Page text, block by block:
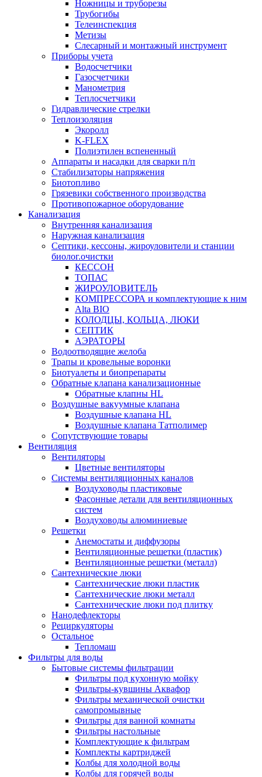
Ножницы и труборезы
Трубогибы
Телеинспекция
Метизы
Слесарный и монтажный инструмент
Приборы учета
Водосчетчики
Газосчетчики
Манометрия
Теплосчетчики
Гидравлические стрелки
Теплоизоляция
Экоролл
K-FLEX
Полиэтилен вспененный
Аппараты и насадки для сварки п/п
Стабилизаторы напряжения
Биотопливо
Грязевики собственного производства
Противопожарное оборудование
Канализация
Внутренняя канализация
Наружная канализация
Септики, кессоны, жироуловители и станции
биолог.очистки
КЕССОН
ТОПАС
ЖИРОУЛОВИТЕЛЬ
КОМПРЕССОРА и комплектующие к ним
Alta BIO
КОЛОДЦЫ, КОЛЬЦА, ЛЮКИ
СЕПТИК
АЭРАТОРЫ
Водоотводящие желоба
Трапы и кровельные воронки
Биотуалеты и биопрепараты
Обратные клапана канализационные
Обратные клапны HL
Воздушные вакуумные клапана
Воздушные клапана HL
Воздушные клапана Татполимер
Сопутствующие товары
Вентиляция
Вентиляторы
Цветные вентиляторы
Системы вентиляционных каналов
Воздуховоды пластиковые
Фасонные детали для вентиляционных
систем
Воздуховоды алюминиевые
Решетки
Анемостаты и диффузоры
Вентиляционные решетки (пластик)
Вентиляционные решетки (металл)
Сантехнические люки
Сантехнические люки пластик
Сантехнические люки металл
Сантехнические люки под плитку
Нанодефлекторы
Рециркуляторы
Остальное
Тепломаш
Фильтры для воды
Бытовые системы фильтрации
Фильтры под кухонную мойку
Фильтры-кувшины Аквафор
Фильтры механической очистки
самопромывные
Фильтры для ванной комнаты
Фильтры настольные
Комплектующие к фильтрам
Комплекты картриджей
Колбы для холодной воды
Колбы для горячей воды